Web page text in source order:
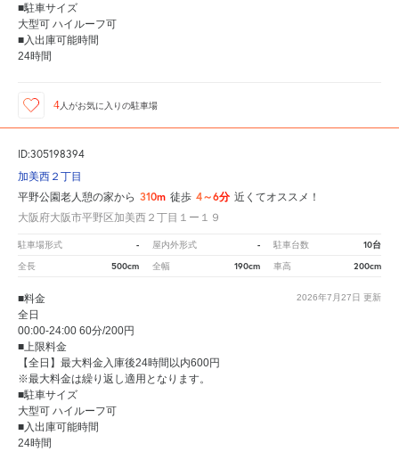
■駐車サイズ
大型可 ハイルーフ可
■入出庫可能時間
24時間
4人がお気に入りの駐車場
ID:305198394
加美西２丁目
平野公園老人憩の家から 310m 徒歩 4～6分 近くてオススメ！
大阪府大阪市平野区加美西２丁目１ー１９
駐車場形式 - 屋内外形式 - 駐車台数 10台
全長 500cm 全幅 190cm 車高 200cm
2026年7月27日 更新
■料金
全日
00:00-24:00 60分/200円
■上限料金
【全日】最大料金入庫後24時間以内600円
※最大料金は繰り返し適用となります。
■駐車サイズ
大型可 ハイルーフ可
■入出庫可能時間
24時間